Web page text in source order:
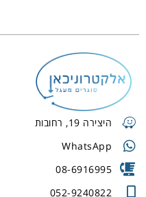
היצירה 19, רחובות
WhatsApp
08-6916995
052-9240822